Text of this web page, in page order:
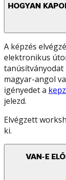
HOGYAN
A képzés
elektronikus
tanúsítványodat
magyar-angol
igényedet a
jelezd.
Elvégzett
ki.
VAN-E